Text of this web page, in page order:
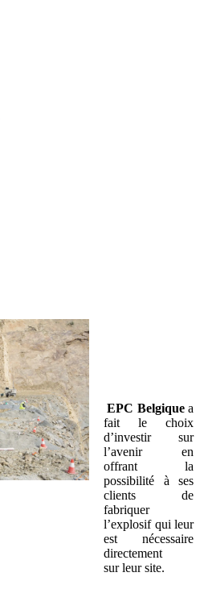
EPC Belgiquea
fait le choix
d’investir sur
l’avenir en
offrant la
possibilité à ses
clients de
fabriquer
l’explosif qui leur
est nécessaire
directement
sur leur site.